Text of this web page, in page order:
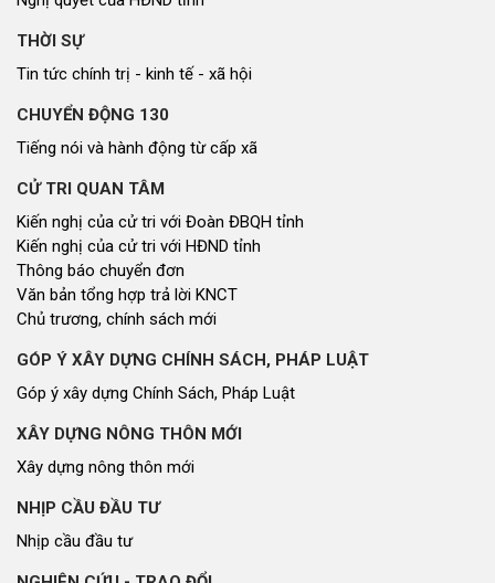
Văn bản tổng hợp trả lời KNCT
Chủ trương, chính sách mới
GÓP Ý XÂY DỰNG CHÍNH SÁCH, PHÁP LUẬT
Góp ý xây dựng Chính Sách, Pháp Luật
XÂY DỰNG NÔNG THÔN MỚI
Xây dựng nông thôn mới
NHỊP CẦU ĐẦU TƯ
Nhịp cầu đầu tư
NGHIÊN CỨU - TRAO ĐỔI
Nghiên cứu - trao đổi
Kiến giải Nghệ An
NON NƯỚC, CON NGƯỜI XỨ NGHỆ
Miền di sản xứ Nghệ
Thương hiệu xứ Nghệ
Du lịch miền Tây Nghệ An - tiềm năng và giải pháp phát triển
NHÌN RA TỈNH BẠN, XÃ BẠN